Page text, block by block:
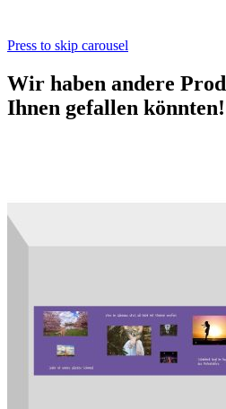
Press to skip carousel
Wir haben andere
Ihnen gefallen könnten!